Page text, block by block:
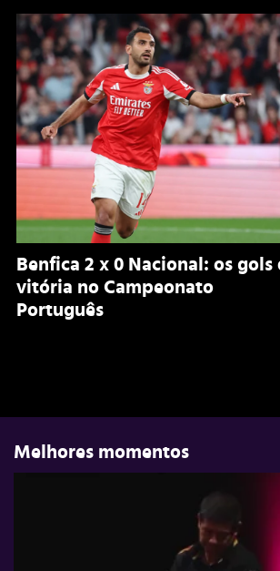
Benfica 2 x 0 Nacional: os gols
vitória no Campeonato
Português
Melhores momentos